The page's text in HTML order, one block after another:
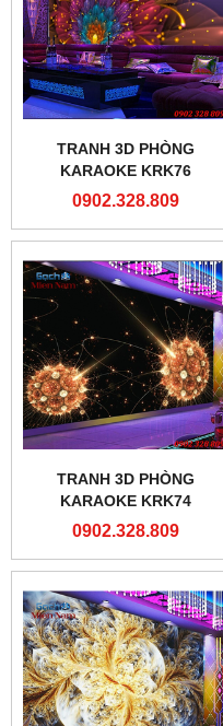
TRANH 3D PHÒNG
KARAOKE KRK76
0902.328.809
TRANH 3D PHÒNG
KARAOKE KRK74
0902.328.809